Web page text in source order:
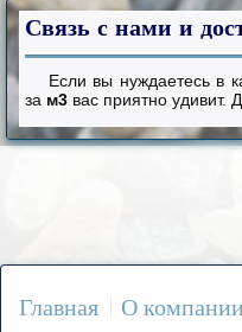
Связь с нами и
Если вы нуждаетесь в
за м3 вас приятно
Главная О компании